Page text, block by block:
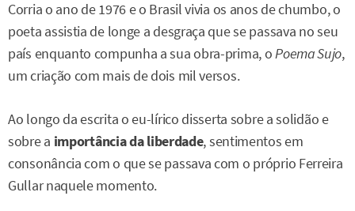
Corria o ano de 1976 e o Brasil vivia os anos de chumbo, o
poeta assistia de longe a desgraça que se passava no seu
país enquanto compunha a sua obra-prima, oPoema Sujo,
um criação com mais de dois mil versos.
Ao longo da escrita o eu-lírico disserta sobre a solidão e
sobre a importância da liberdade, sentimentos em
consonância com o que se passava com o próprio Ferreira
Gullar naquele momento.